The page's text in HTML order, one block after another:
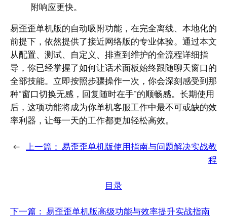
附响应更快。
易歪歪单机版的自动吸附功能，在完全离线、本地化的
前提下，依然提供了接近网络版的专业体验。通过本文
从配置、测试、自定义、排查到维护的全流程详细指
导，你已经掌握了如何让话术面板始终跟随聊天窗口的
全部技能。立即按照步骤操作一次，你会深刻感受到那
种“窗口切换无感，回复随时在手”的顺畅感。长期使用
后，这项功能将成为你单机客服工作中最不可或缺的效
率利器，让每一天的工作都更加轻松高效。
← 上一篇： 易歪歪单机版使用指南与问题解决实战教
程
目录
下一篇： 易歪歪单机版高级功能与效率提升实战指南